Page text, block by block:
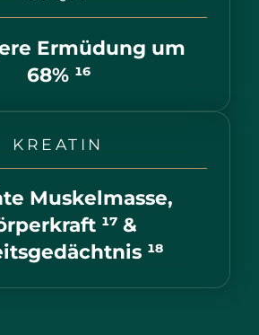
Ermüdung um
68% ¹⁶
KREATIN
Muskelmasse,
¹⁷ &
¹⁸